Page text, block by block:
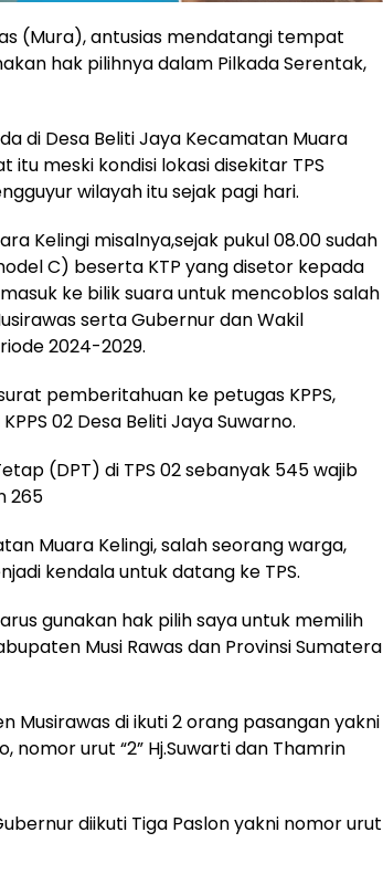
(Mura), antusias mendatangi tempat
hak pilihnya dalam Pilkada Serentak,
di Desa Beliti Jaya Kecamatan Muara
meski kondisi lokasi disekitar TPS
wilayah itu sejak pagi hari.
Kelingi misalnya,sejak pukul 08.00 sudah
C) beserta KTP yang disetor kepada
ke bilik suara untuk mencoblos salah
serta Gubernur dan Wakil
2024-2029.
pemberitahuan ke petugas KPPS,
02 Desa Beliti Jaya Suwarno.
(DPT) di TPS 02 sebanyak 545 wajib
265
Muara Kelingi, salah seorang warga,
kendala untuk datang ke TPS.
gunakan hak pilih saya untuk memilih
Musi Rawas dan Provinsi Sumatera
Musirawas di ikuti 2 orang pasangan yakni
nomor urut “2” Hj.Suwarti dan Thamrin
diikuti Tiga Paslon yakni nomor urut